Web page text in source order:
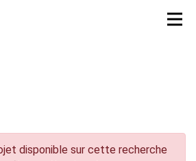
disponible sur cette recherche